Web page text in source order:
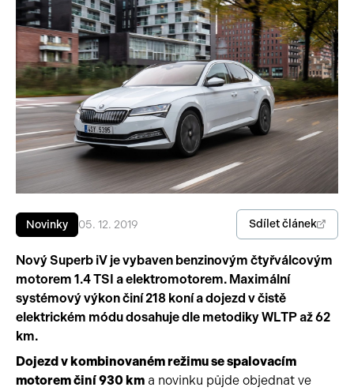
Nákladní
Obytná
Motorky
Přívěsy a návěsy
Autobusy
Pracovní stroje
Náhradní díly
Příslušenství
Novinky
Rady a tipy
Nové modely
Ojetiny
Auto a život
Videa
Novinky 05. 12. 2019 Sdílet článek
Nový Superb iV je vybaven benzinovým čtyřválcovým
motorem 1.4 TSI a elektromotorem. Maximální
systémový výkon činí 218 koní a dojezd v čistě
elektrickém módu dosahuje dle metodiky WLTP až 62
km.
Dojezd v kombinovaném režimu se spalovacím
motorem činí 930 km a novinku půjde objednat ve